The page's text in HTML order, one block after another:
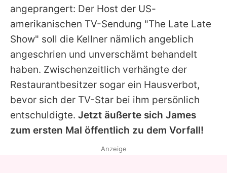
angeprangert: Der Host der US-
amerikanischen TV-Sendung "The Late Late
Show" soll die Kellner nämlich angeblich
angeschrien und unverschämt behandelt
haben. Zwischenzeitlich verhängte der
Restaurantbesitzer sogar ein Hausverbot,
bevor sich der TV-Star bei ihm persönlich
entschuldigte. Jetzt äußerte sich James
zum ersten Mal öffentlich zu dem Vorfall!
Anzeige